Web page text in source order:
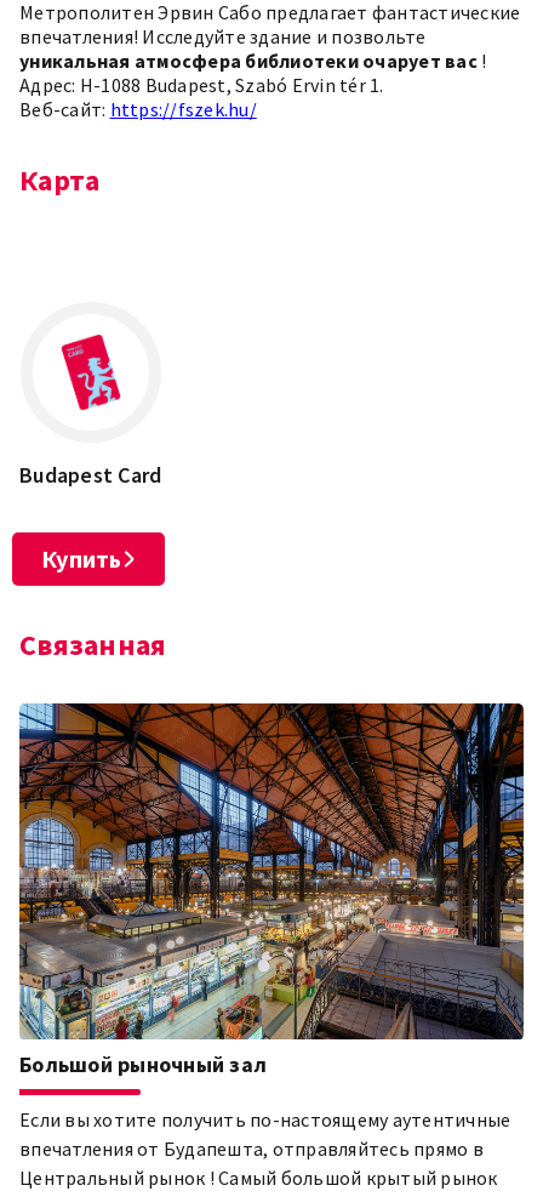
Метрополитен Эрвин Сабо предлагает фантастические
впечатления! Исследуйте здание и позвольте
уникальная атмосфера библиотеки очарует вас!
Адрес: H-1088 Budapest, Szabó Ervin tér 1.
Веб-сайт: https://fszek.hu/
Карта
Budapest Card
Купить
Связанная
Большой рыночный зал
Если вы хотите получить по-настоящему аутентичные
впечатления от Будапешта, отправляйтесь прямо в
Центральный рынок ! Самый большой крытый рынок